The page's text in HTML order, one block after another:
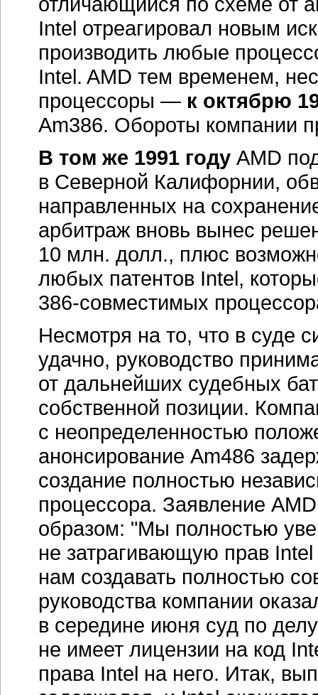
386-совместимых
Несмотря на то, что в суде
удачно, руководство
от дальнейших судебных
собственной позиции.
с неопределенностью
анонсирование Am486
создание полностью
процессора. Заявление
образом: "Мы полностью
не затрагивающую прав
нам создавать полностью
руководства компании
в середине июня суд по
не имеет лицензии на код
права Intel на него. Итак,
задержался, и Intel
на рынке, после чего
суд не смог бы ссылаться
а AMD пошла своим путем,
процессоров и
Казалось бы, AMD
от лидера. Но тут
очередной суд принял
на использование
гибкость маркетинга не
сложных ситуациях —
поставок Am486 с